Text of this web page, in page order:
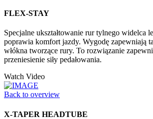
FLEX-STAY
Specjalne ukształtowanie rur tylnego widelca
poprawia komfort jazdy. Wygodę zapewniają
włókna tworzące rury. To rozwiązanie
przeniesienie siły pedałowania.
Watch Video
Back to overview
X-TAPER HEADTUBE